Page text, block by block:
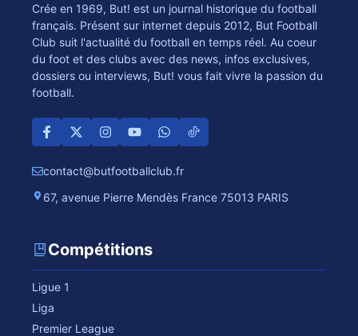
Crée en 1969, But! est un journal historique du football
français. Présent sur internet depuis 2012, But Football
Club suit l'actualité du football en temps réel. Au coeur
du foot et des clubs avec des news, infos exclusives,
dossiers ou interviews, But! vous fait vivre la passion du
football.
contact@butfootballclub.fr
67, avenue Pierre Mendès France 75013 PARIS
Compétitions
Ligue 1
Liga
Premier League